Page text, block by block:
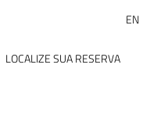
EN
LOCALIZE SUA RESERVA